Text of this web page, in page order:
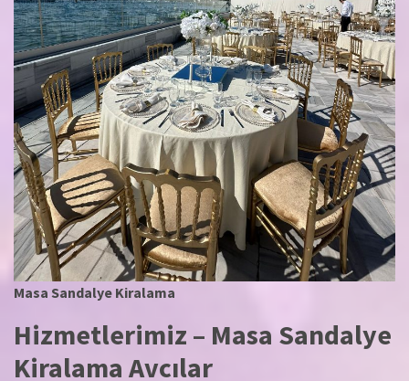
Masa Sandalye Kiralama
Hizmetlerimiz – Masa Sandalye
Kiralama Avcılar